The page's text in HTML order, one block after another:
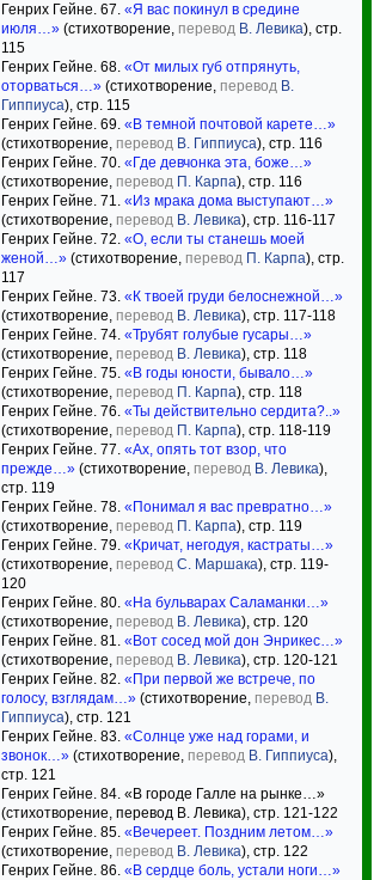
Генрих Гейне. 67. «Я вас покинул в средине
июля…» (стихотворение, перевод В. Левика), стр.
115
Генрих Гейне. 68. «От милых губ отпрянуть,
оторваться…» (стихотворение, перевод В.
Гиппиуса), стр. 115
Генрих Гейне. 69. «В темной почтовой карете…»
(стихотворение, перевод В. Гиппиуса), стр. 116
Генрих Гейне. 70. «Где девчонка эта, боже…»
(стихотворение, перевод П. Карпа), стр. 116
Генрих Гейне. 71. «Из мрака дома выступают…»
(стихотворение, перевод В. Левика), стр. 116-117
Генрих Гейне. 72. «О, если ты станешь моей
женой…» (стихотворение, перевод П. Карпа), стр.
117
Генрих Гейне. 73. «К твоей груди белоснежной…»
(стихотворение, перевод В. Левика), стр. 117-118
Генрих Гейне. 74. «Трубят голубые гусары…»
(стихотворение, перевод В. Левика), стр. 118
Генрих Гейне. 75. «В годы юности, бывало…»
(стихотворение, перевод П. Карпа), стр. 118
Генрих Гейне. 76. «Ты действительно сердита?..»
(стихотворение, перевод П. Карпа), стр. 118-119
Генрих Гейне. 77. «Ах, опять тот взор, что
прежде…» (стихотворение, перевод В. Левика),
стр. 119
Генрих Гейне. 78. «Понимал я вас превратно…»
(стихотворение, перевод П. Карпа), стр. 119
Генрих Гейне. 79. «Кричат, негодуя, кастраты…»
(стихотворение, перевод С. Маршака), стр. 119-
120
Генрих Гейне. 80. «На бульварах Саламанки…»
(стихотворение, перевод В. Левика), стр. 120
Генрих Гейне. 81. «Вот сосед мой дон Энрикес…»
(стихотворение, перевод В. Левика), стр. 120-121
Генрих Гейне. 82. «При первой же встрече, по
голосу, взглядам…» (стихотворение, перевод В.
Гиппиуса), стр. 121
Генрих Гейне. 83. «Солнце уже над горами, и
звонок…» (стихотворение, перевод В. Гиппиуса),
стр. 121
Генрих Гейне. 84. «В городе Галле на рынке…»
(стихотворение, перевод В. Левика), стр. 121-122
Генрих Гейне. 85. «Вечереет. Поздним летом…»
(стихотворение, перевод В. Левика), стр. 122
Генрих Гейне. 86. «В сердце боль, устали ноги…»